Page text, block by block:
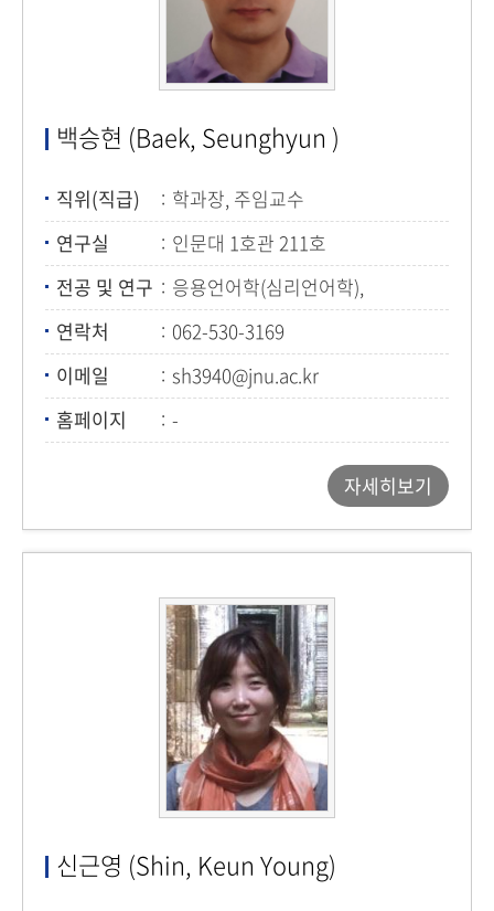
백승현 (Baek, Seunghyun )
직위(직급)
학과장, 주임교수
연구실
인문대 1호관 211호
전공 및 연구
응용언어학(심리언어학),
제2언어습득
연락처
062-530-3169
이메일
sh3940@jnu.ac.kr
홈페이지
-
자세히보기
신근영 (Shin, Keun Young)